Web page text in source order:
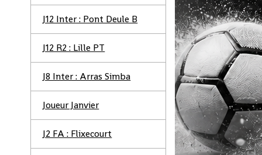
J12 Inter : Pont Deule B
J12 R2 : Lille PT
J8 Inter : Arras Simba
Joueur Janvier
J2 FA : Flixecourt